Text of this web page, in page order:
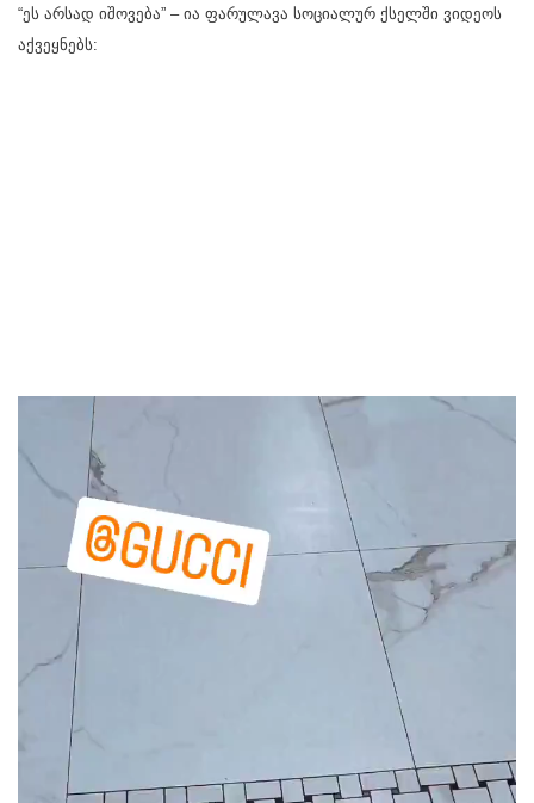
“ეს არსად იშოვება” – ია ფარულავა სოციალურ ქსელში ვიდეოს
აქვეყნებს: